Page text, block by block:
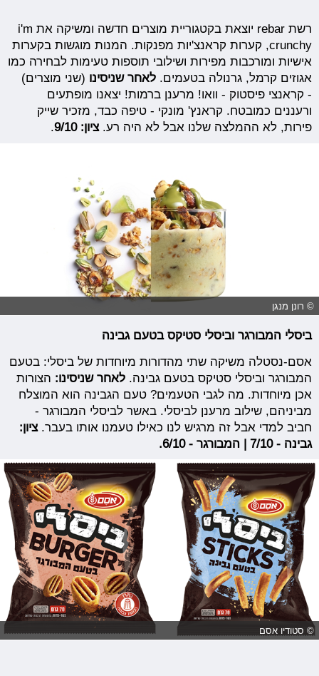
רשת rebar יוצאת בקטגוריית מוצרים חדשה ומשיקה את i'm
crunchy, קערות קראנצ'יות מפנקות. המנות מוגשות בקערות
אישיות ומורכבות מפירות ושילובי תוספות טעימות לבחירה כמו
אגוזים קרמל, גרנולה בטעמים.לאחר שניסינו (שני מוצרים)
- קראנצי פיסטוק - וואו! מרענן ברמות! יצאנו מופתעים
ורעננים כמובטח. קראנץ' מונקי - טיפה כבד, מזכיר שייק
פירות, לא ההמלצה שלנו אבל לא היה רע.ציון: 9/10 .
© רונן מנגן
ביסלי המבורגר וביסלי סטיקס בטעם גבינה
אסם-נסטלה משיקה שתי מהדורות מיוחדות של ביסלי: בטעם
המבורגר וביסלי סטיקס בטעם גבינה.לאחר שניסינו: הצורות
אכן מיוחדות. מה לגבי הטעמים? טעם הגבינה הוא המוצלח
מביניהם, שילוב מרענן לביסלי. באשר לביסלי המבורגר -
חביב למדי אבל זה מרגיש לנו כאילו טעמנו אותו בעבר.ציון:
גבינה - 7/10 | המבורגר - 6/10.
© סטודיו אסם